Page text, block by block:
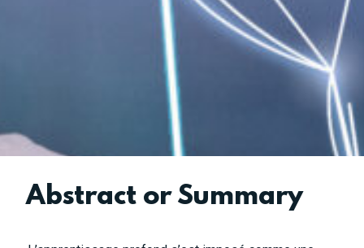
Abstract or Summary